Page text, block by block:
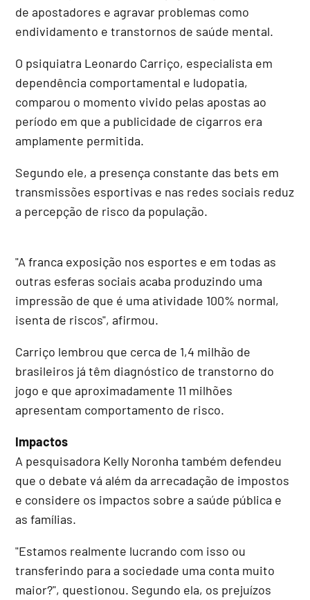
de apostadores e agravar problemas como
endividamento e transtornos de saúde mental.
O psiquiatra Leonardo Carriço, especialista em
dependência comportamental e ludopatia,
comparou o momento vivido pelas apostas ao
período em que a publicidade de cigarros era
amplamente permitida.
Segundo ele, a presença constante das bets em
transmissões esportivas e nas redes sociais reduz
a percepção de risco da população.
"A franca exposição nos esportes e em todas as
outras esferas sociais acaba produzindo uma
impressão de que é uma atividade 100% normal,
isenta de riscos", afirmou.
Carriço lembrou que cerca de 1,4 milhão de
brasileiros já têm diagnóstico de transtorno do
jogo e que aproximadamente 11 milhões
apresentam comportamento de risco.
Impactos
A pesquisadora Kelly Noronha também defendeu
que o debate vá além da arrecadação de impostos
e considere os impactos sobre a saúde pública e
as famílias.
"Estamos realmente lucrando com isso ou
transferindo para a sociedade uma conta muito
maior?", questionou. Segundo ela, os prejuízos